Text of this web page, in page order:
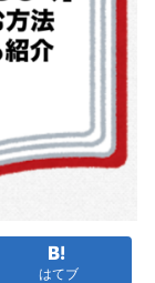
はてブ